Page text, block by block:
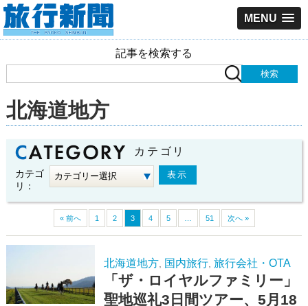
MENU
記事を検索する
北海道地方
カテゴリ
カテゴ
リ：
« 前へ 1 2 3 4 5 51 次へ »
北海道地方, 国内旅行, 旅行会社・OTA
「ザ・ロイヤルファミリー」
聖地巡礼3日間ツアー、5月18